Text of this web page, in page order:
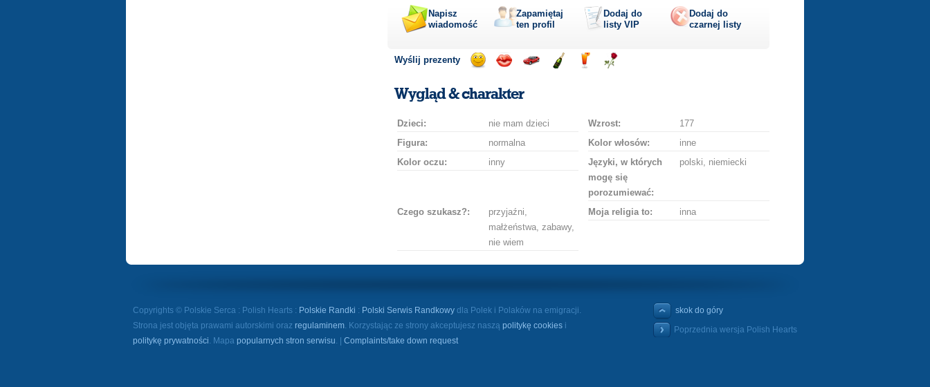
Napisz
wiadomość
Zapamiętaj
ten profil
Dodaj do
listy VIP
Dodaj do
czarnej listy
Wyślij prezenty
uśmiechbuziaka
Wygląd & charakter
Dzieci: nie mam dzieci Wzrost:
177
Figura:
normalna Kolor włosów:
inne
Kolor oczu:
inny
Języki, w których
mogę się
porozumiewać:
polski, niemiecki
Czego szukasz?:
przyjaźni,
małżeństwa, zabawy,
nie wiem
Moja religia to: inna
Copyrights © Polskie Serca : Polish Hearts : Polskie Randki : Polski Serwis Randkowy dla Polek i Polaków na emigracji.
Strona jest objęta prawami autorskimi oraz regulaminem. Korzystając ze strony akceptujesz naszą politykę cookies i
politykę prywatności. Mapa popularnych stron serwisu. | Complaints/take down request
skok do góry
Poprzednia wersja Polish Hearts